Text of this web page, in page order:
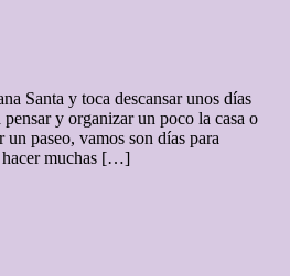
Santa y toca descansar unos días
y organizar un poco la casa o
paseo, vamos son días para
hacer muchas […]